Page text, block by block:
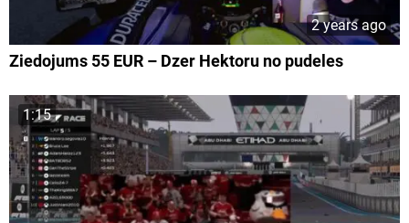
2 years ago
Ziedojums 55 EUR – Dzer Hektoru no pudeles
1:15